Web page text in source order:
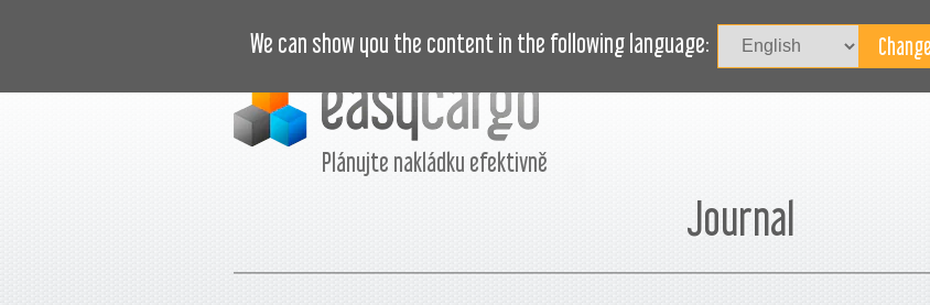
We can show you the content in the following language:
POTŘEBUJETE POMOC?
Plánujte nakládku efektivně
Journal